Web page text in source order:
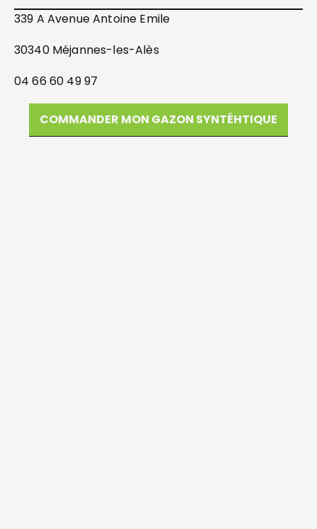
339 A Avenue Antoine Emile
30340 Méjannes-les-Alès
04 66 60 49 97
COMMANDER MON GAZON SYNTÉHTIQUE